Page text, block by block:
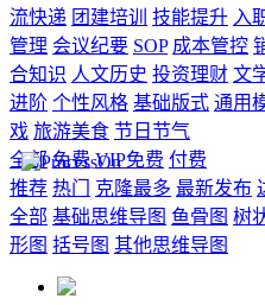
流快递 团建培训 技能提升 入
管理 会议纪要 SOP 成本管控
合知识 人文历史 投资理财 文
进阶 个性风格 基础版式 通用
戏 旅游美食 节日节气
全部 免费 VIP免费 付费
推荐 热门 克隆最多 最新发布
全部 基础思维导图 鱼骨图 树
形图 括号图 其他思维导图